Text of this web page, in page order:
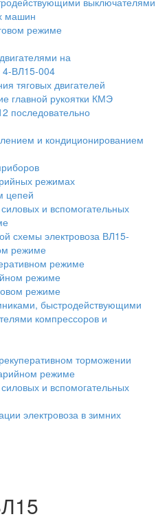
машин
режиме
на
4-ВЛ15-004
тяговых двигателей
главной рукоятки КМЭ
последовательно
и кондиционированием
режимах
цепей
и вспомогательных
схемы электровоза ВЛ15-
режиме
режиме
режиме
режиме
быстродействующими
компрессоров и
торможении
режиме
и вспомогательных
электровоза в зимних